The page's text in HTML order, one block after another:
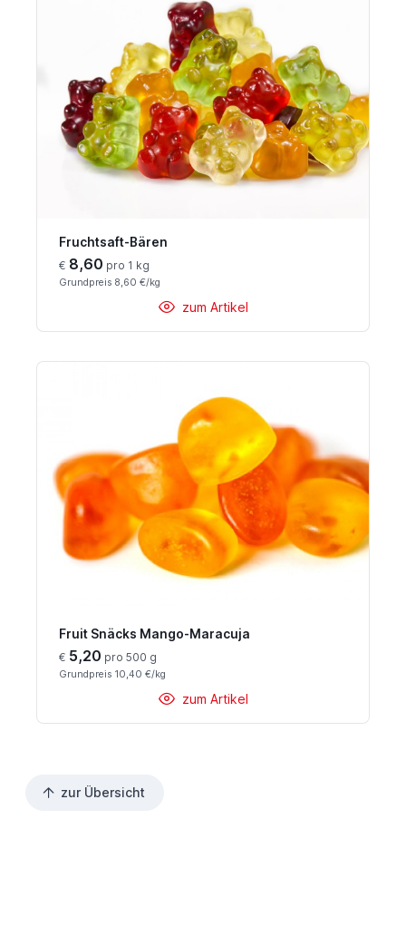
Fruchtsaft-Bären
€ 8,60 pro 1 kg
Grundpreis 8,60 €/kg
zum Artikel
Fruit Snäcks Mango-Maracuja
€ 5,20 pro 500 g
Grundpreis 10,40 €/kg
zum Artikel
zur Übersicht